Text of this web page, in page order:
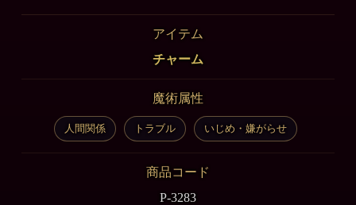
アイテム
チャーム
魔術属性
人間関係 トラブル いじめ・嫌がらせ
商品コード
P-3283